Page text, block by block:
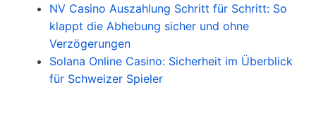
NV Casino Auszahlung Schritt für Schritt: So
klappt die Abhebung sicher und ohne
Verzögerungen
Solana Online Casino: Sicherheit im Überblick
für Schweizer Spieler